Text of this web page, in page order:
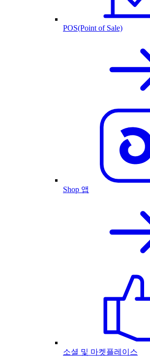
POS(Point of Sale)
Shop 앱
소셜 및 마켓플레이스